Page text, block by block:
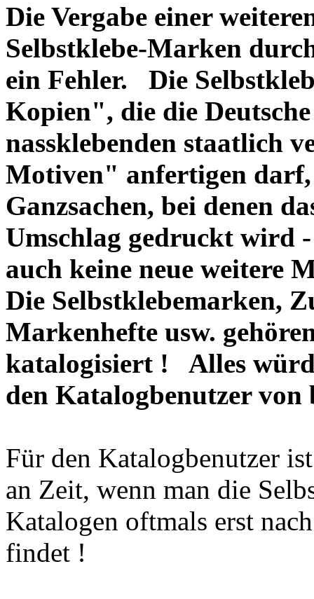
Die Vergabe einer
Selbstklebe-Marken
ein Fehler. Die
Kopien", die die
nassklebenden staatlich
Motiven" anfertigen darf,
Ganzsachen, bei denen
Umschlag gedruckt wird
auch keine neue weitere
Die Selbstklebemarken,
Markenhefte usw.
katalogisiert ! Alles
den Katalogbenutzer
Für den Katalogbenutzer
an Zeit, wenn man die
Katalogen oftmals erst
findet !